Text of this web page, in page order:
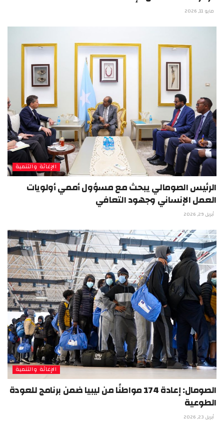
مايو 11, 2026
الإغاثة والتنمية
الرئيس الصومالي يبحث مع مسؤول أممي أولويات
العمل الإنساني وجهود التعافي
أبريل 29, 2026
الإغاثة والتنمية
الصومال: إعادة 174 مواطنًا من ليبيا ضمن برنامج للعودة
الطوعية
أبريل 23, 2026